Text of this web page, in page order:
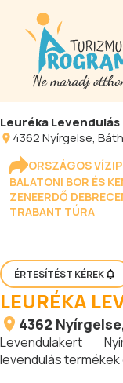
Leuréka
4362Nyírgelse,
ORSZÁGOS
BALATONI BOR ÉS
ZENEERDŐ
TRABANT TÚRA
ÉRTESÍTÉST KÉREK
LEURÉKA
4362 Nyírgelse
Levendulakert
levendulás